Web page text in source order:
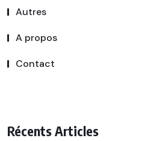
Autres
A propos
Contact
Récents Articles